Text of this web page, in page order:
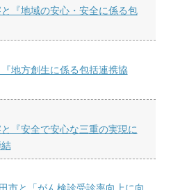
『地域の安心・安全に係る包
地方創生に係る包括連携協
『安全で安心な三重の実現に